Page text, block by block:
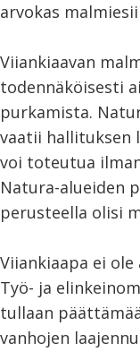
arvokas
Viiankiaavan
todennäköisesti
purkamista.
vaatii hallituksen
voi toteutua
Natura-alueiden
perusteella olisi
Viiankiaapa ei ole
Työ- ja
tullaan
vanhojen